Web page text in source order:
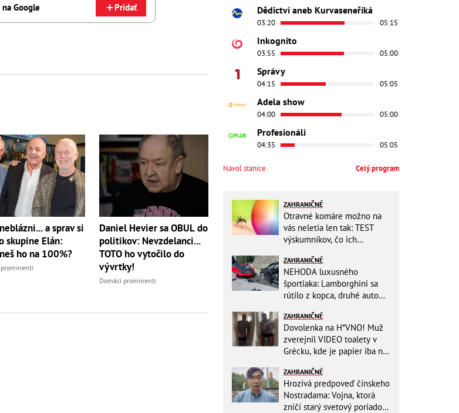
Google Pridať
a sprav si
skupine Elán:
ho na 100%?
Daniel Hevier sa OBUL do
politikov: Nevzdelanci...
TOTO ho vytočilo do
vývrtky!
Domáci prominenti
Dědictví aneb Kurvaseneříká
03:20 05:15
Inkognito
03:55 05:00
Správy
04:15 05:05
Adela show
04:00 05:00
Profesionáli
04:35 05:05
Navoľ stanice Celý program
ZAHRANIČNÉ
Otravné komáre možno na
vás neletia len tak: TEST
výskumníkov, čo ich
ZAHRANIČNÉ
NEHODA luxusného
športiaka: Lamborghini sa
rútilo z kopca, druhé auto
horšie
ZAHRANIČNÉ
Dovolenka na H*VNO! Muž
zverejnil VIDEO toalety v
Grécku, kde je papier iba na
do kuchyne
ZAHRANIČNÉ
Hrozivá predpoveď čínskeho
Nostradama: Vojna, ktorá
zničí starý svetový poriadok!